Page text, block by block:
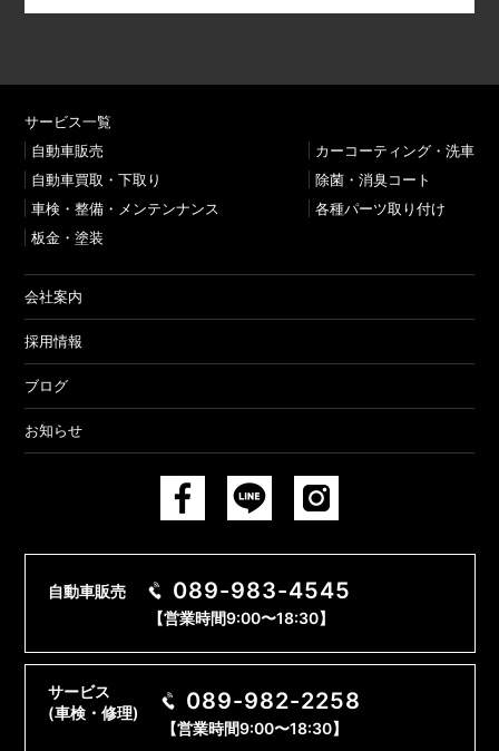
サービス一覧
⾃動⾞販売
⾃動⾞買取・下取り
⾞検・整備・メンテンナンス
板⾦・塗装
カーコーティング・洗⾞
除菌・消臭コート
各種パーツ取り付け
会社案内
採用情報
ブログ
お知らせ
自動車販売 089-983-4545
【営業時間9:00〜18:30】
サービス
(車検・修理)
089-982-2258
【営業時間9:00〜18:30】